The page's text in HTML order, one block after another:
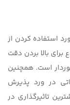
استفاده کردن از
بالا بردن دقت
است. همچنین
در ورد پذیرش
تاثیرگذاری در